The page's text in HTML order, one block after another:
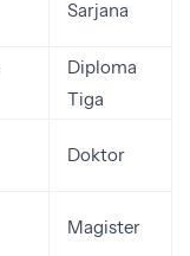
Sarjana
Diploma
Tiga
Doktor
Magister